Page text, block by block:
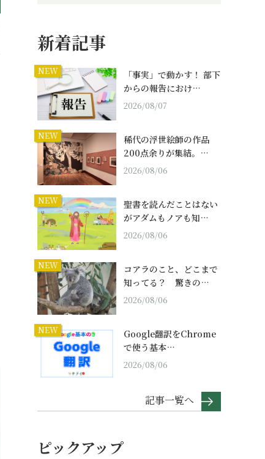
新着記事
NEW
「事実」で動かす！ 部下
からの報告におけ…
2026/08/07
NEW
稀代の浮世絵師の作品
200点余りが集結。…
2026/08/06
NEW
聖書を読んだことはない
がアダムもノアも知…
2026/08/06
NEW
コアラのこと、どこまで
知ってる？ 驚きの…
2026/08/06
NEW
Google翻訳をChrome
で使う基本…
2026/08/06
記事一覧へ
ピックアップ